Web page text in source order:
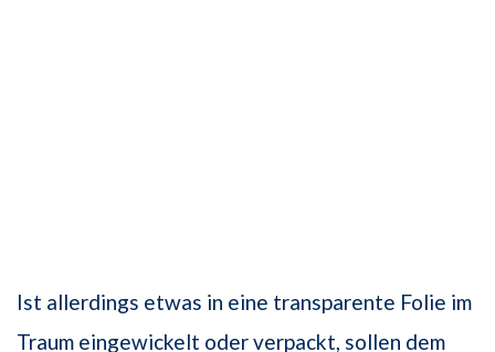
Ist allerdings etwas in eine transparente Folie im
Traum eingewickelt oder verpackt, sollen dem